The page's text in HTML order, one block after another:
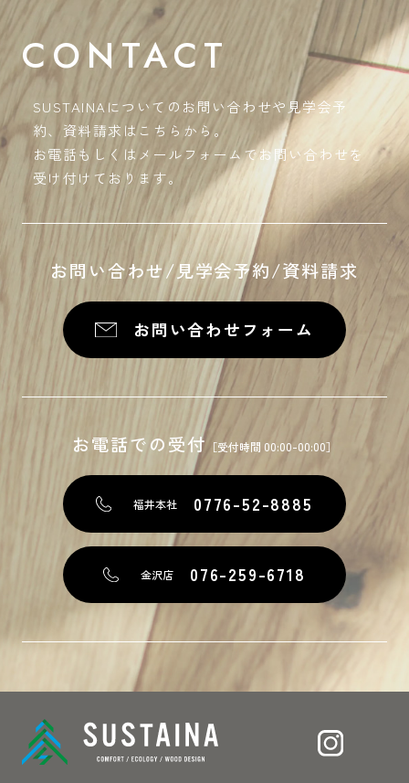
CONTACT
SUSTAINAについてのお問い合わせや見学会予
約、資料請求はこちらから。
お電話もしくはメールフォームでお問い合わせを
受け付けております。
お問い合わせ/見学会予約/資料請求
お問い合わせフォーム
お電話での受付［受付時間 00:00-00:00］
福井本社 0776-52-8885
金沢店 076-259-6718